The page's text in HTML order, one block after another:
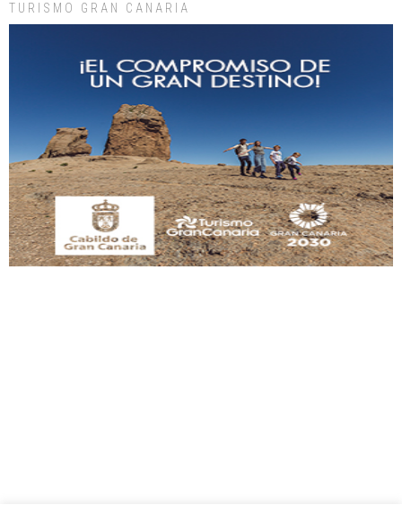
Gato manso encontrado
Este gato macho ha aparecido en la calle hace menos de un mes, es muy
manso y extremadamente cari...
Leales.org » Gran Canaria | 9.7.2025
TURISMO GRAN CANARIA